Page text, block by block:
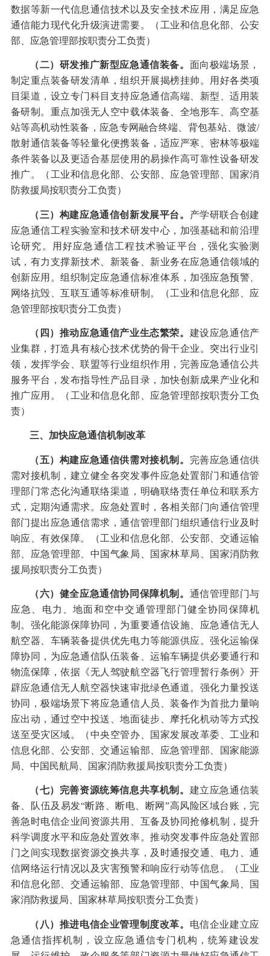
数据等新一代信息通信技术以及安全技术应用，满足应急
通信能力现代化升级演进需要。（工业和信息化部、公安
部、应急管理部按职责分工负责）
（二）研发推广新型应急通信装备。 面向极端场景，
制定重点装备研发清单，组织开展揭榜挂帅。用好各类项
目渠道，设立专门科目支持应急通信高端、新型、适用装
备研制。重点加强无人空中载体装备、全地形车、高空基
站等高机动性装备，应急专网融合终端、背包基站、微波/
散射通信装备等轻量化便携装备，适应严寒、密林等极端
条件装备以及更适合基层使用的易操作高可靠性设备研发
推广。（工业和信息化部、公安部、应急管理部、国家消
防救援局按职责分工负责）
（三）构建应急通信创新发展平台。 产学研联合创建
应急通信工程实验室和技术研发中心，加强基础和前沿理
论研究。用好应急通信工程技术验证平台，强化实验测
试，有力支撑新技术、新装备、新业务在应急通信领域的
创新应用。组织制定应急通信标准体系，加强应急预警、
网络抗毁、互联互通等标准研制。（工业和信息化部、应
急管理部按职责分工负责）
（四）推动应急通信产业生态繁荣。 建设应急通信产
业集群，打造具有核心技术优势的骨干企业。突出行业引
领，发挥学会、联盟等行业组织作用，完善应急通信公共
服务平台，发布指导性产品目录，加快创新成果产业化和
推广应用。（工业和信息化部、应急管理部按职责分工负
责）
三、加快应急通信机制改革
（五）构建应急通信供需对接机制。 完善应急通信供
需对接机制，建立健全各突发事件应急处置部门和通信管
理部门常态化沟通联络渠道，明确联络责任单位和联系方
式，定期沟通需求。应急处置时，各相关部门向通信管理
部门提出应急通信需求，通信管理部门组织通信行业及时
响应、有效保障。（工业和信息化部、公安部、交通运输
部、应急管理部、中国气象局、国家林草局、国家消防救
援局按职责分工负责）
（六）健全应急通信协同保障机制。 通信管理部门与
应急、电力、地面和空中交通管理部门健全协同保障机
制。强化能源保障协同，为重要通信设施、应急通信无人
航空器、车辆装备提供优先电力等能源供应。强化运输保
障协同，为应急通信队伍装备、运输车辆提供必要通行和
物流保障，依据《无人驾驶航空器飞行管理暂行条例》开
辟应急通信无人航空器快速审批绿色通道。强化力量投送
协同，极端场景下将应急通信人员、装备作为首批力量响
应出动，通过空中投送、地面徒步、摩托化机动等方式投
送至受灾区域。（中央空管办、国家发展改革委、工业和
信息化部、公安部、交通运输部、应急管理部、国家能源
局、中国民航局、国家消防救援局按职责分工负责）
（七）完善资源统筹信息共享机制。 建立应急通信装
备、队伍及易发“断路、断电、断网”高风险区域台账，完
善急时电信企业间资源共用、互备及协同抢修机制，提升
科学调度水平和应急处置效率。推动突发事件应急处置部
门之间实现数据资源交换共享，及时通报交通、电力、通
信网络运行情况以及灾害预警和响应行动等信息。（工业
和信息化部、交通运输部、应急管理部、中国气象局、国
家消防救援局、国家林草局按职责分工负责）
（八）推进电信企业管理制度改革。 电信企业建立应
急通信指挥机制，设立应急通信专门机构，统筹建设发